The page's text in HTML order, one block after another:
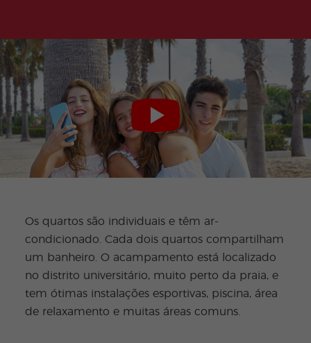
Os quartos são individuais e têm ar-
condicionado. Cada dois quartos compartilham
um banheiro. O acampamento está localizado
no distrito universitário, muito perto da praia, e
tem ótimas instalações esportivas, piscina, área
de relaxamento e muitas áreas comuns.